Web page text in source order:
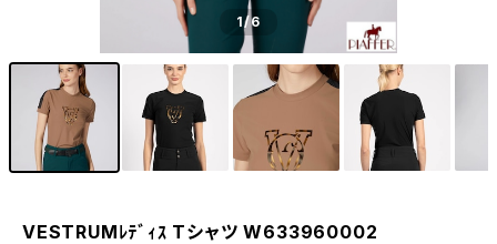
1/6
VESTRUMﾚﾃﾞｨｽ Tシャツ W633960002